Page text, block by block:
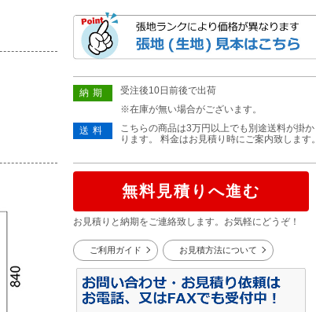
納期
受注後10日前後で出荷
※在庫が無い場合がございます。
送料
こちらの商品は3万円以上でも別途送料が掛か
ります。 料金はお見積り時にご案内致します。
無料見積りへ進む
お見積りと納期をご連絡致します。お気軽にどうぞ！
ご利用ガイド お見積方法について